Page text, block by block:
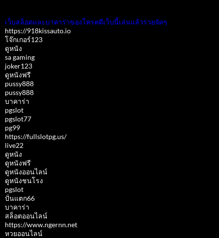
เว็บสล็อตและบาคาร่าของโครตดีเว็บนี้เล่นแล้วรวยจัดๆ
https://918kissauto.io
โจ๊กเกอร์123
ดูหนัง
sa gaming
joker123
ดูหนังฟรี
pussy888
pussy888
บาคาร่า
pgslot
pgslot77
pg99
https://fullslotpg.us/
live22
ดูหนัง
ดูหนังฟรี
ดูหนังออนไลน์
ดูหนังชนโรง
pgslot
ปั่นแตก66
บาคาร่า
สล็อตออนไลน์
https://www.ngernn.net
หวยออนไลน์